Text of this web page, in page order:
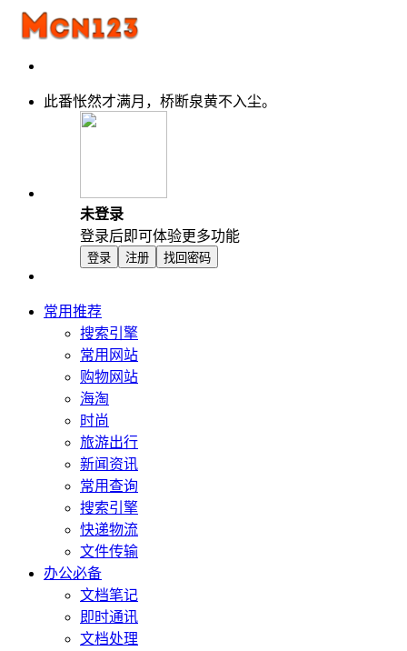
此番怅然才满月，桥断泉黄不入尘。
未登录
登录后即可体验更多功能
登录 注册 找回密码
常用推荐
搜索引擎
常用网站
购物网站
海淘
时尚
旅游出行
新闻资讯
常用查询
搜索引擎
快递物流
文件传输
办公必备
文档笔记
即时通讯
文档处理